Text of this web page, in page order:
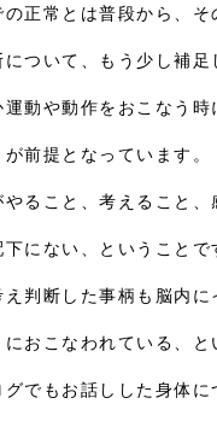
正常とは普段から、
ついて、もう少し補足
動や動作をおこなう
前提となっています。
ること、考えること、
にない、ということで
判断した事柄も脳内に
おこなわれている、と
でもお話しした身体